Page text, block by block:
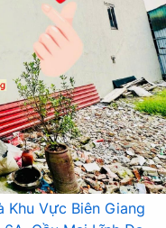
Khu Vực Biên Giang